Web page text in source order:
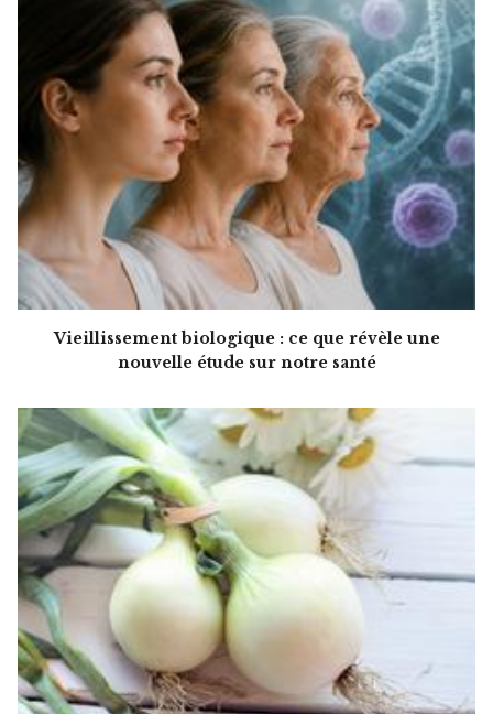
Vieillissement biologique : ce que révèle une
nouvelle étude sur notre santé